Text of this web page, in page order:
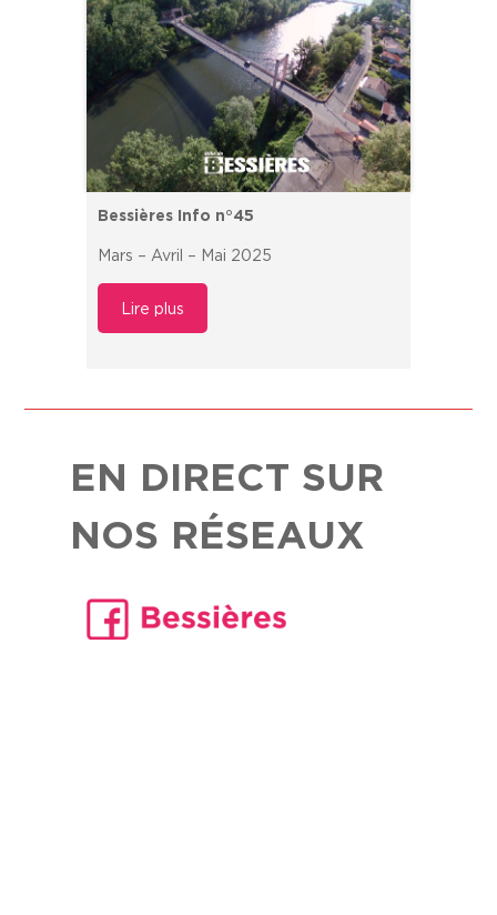
Bessières Info n°45
Mars – Avril – Mai 2025
Lire plus
EN DIRECT SUR
NOS RÉSEAUX